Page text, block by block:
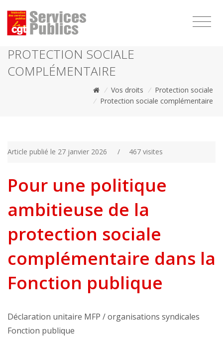
PROTECTION SOCIALE
COMPLÉMENTAIRE
/ Vos droits / Protection sociale
/ Protection sociale complémentaire
Article publié le 27 janvier 2026 / 467 visites
Pour une politique
ambitieuse de la
protection sociale
complémentaire dans la
Fonction publique
Déclaration unitaire MFP / organisations syndicales
Fonction publique